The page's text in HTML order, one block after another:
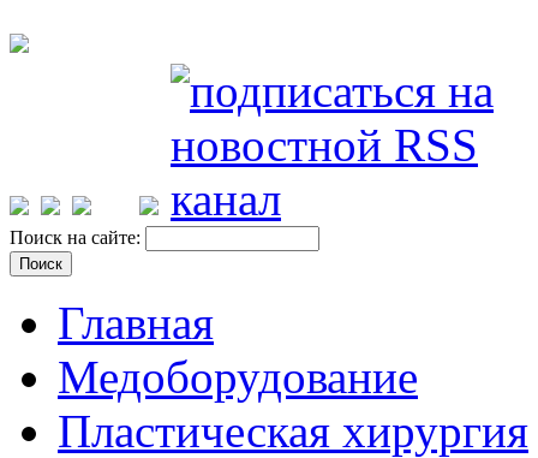
Поиск на сайте:
Главная
Медоборудование
Пластическая хирургия